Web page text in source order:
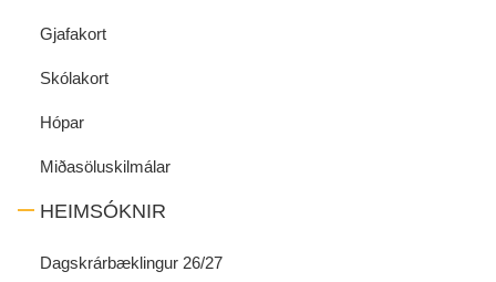
Gjafakort
Skólakort
Hópar
Miðasöluskilmálar
HEIMSÓKNIR
Dagskrárbæklingur 26/27